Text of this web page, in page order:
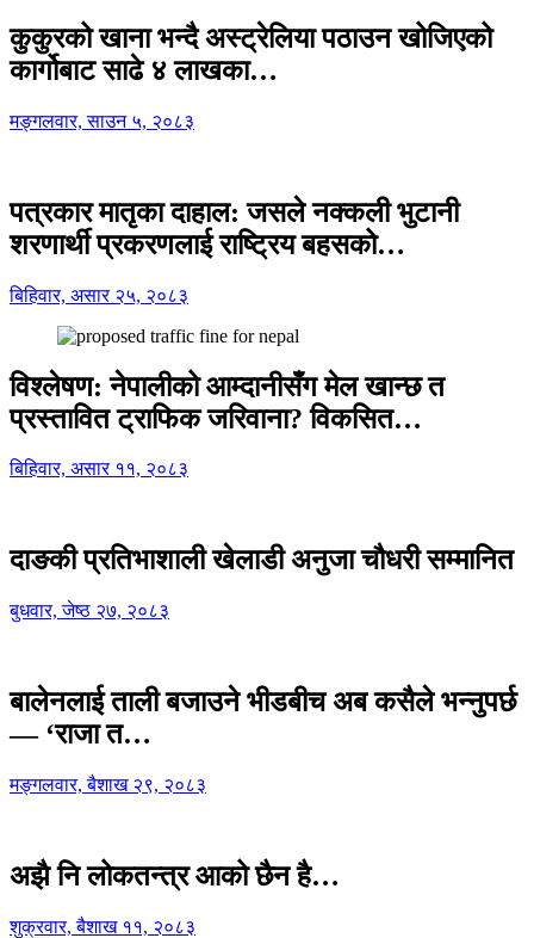
कुकुरको खाना भन्दै अस्ट्रेलिया पठाउन खोजिएको
कार्गोबाट साढे ४ लाखका…
मङ्गलवार, साउन ५, २०८३
पत्रकार मातृका दाहाल: जसले नक्कली भुटानी
शरणार्थी प्रकरणलाई राष्ट्रिय बहसको…
बिहिवार, असार २५, २०८३
विश्लेषण: नेपालीको आम्दानीसँग मेल खान्छ त
प्रस्तावित ट्राफिक जरिवाना? विकसित…
बिहिवार, असार ११, २०८३
दाङकी प्रतिभाशाली खेलाडी अनुजा चौधरी सम्मानित
बुधवार, जेष्ठ २७, २०८३
बालेनलाई ताली बजाउने भीडबीच अब कसैले भन्नुपर्छ
— ‘राजा त…
मङ्गलवार, बैशाख २९, २०८३
अझै नि लोकतन्त्र आको छैन है…
शुक्रवार, बैशाख ११, २०८३